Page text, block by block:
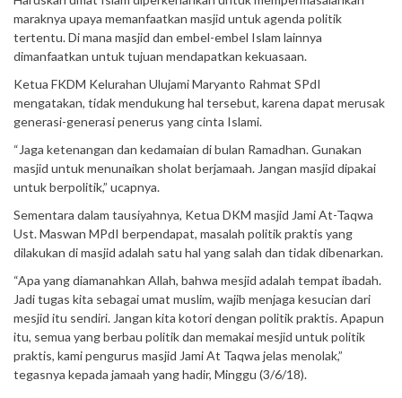
maraknya upaya memanfaatkan masjid untuk agenda politik
tertentu. Di mana masjid dan embel-embel Islam lainnya
dimanfaatkan untuk tujuan mendapatkan kekuasaan.
Ketua FKDM Kelurahan Ulujami Maryanto Rahmat SPdI
mengatakan, tidak mendukung hal tersebut, karena dapat merusak
generasi-generasi penerus yang cinta Islami.
“Jaga ketenangan dan kedamaian di bulan Ramadhan. Gunakan
masjid untuk menunaikan sholat berjamaah. Jangan masjid dipakai
untuk berpolitik,” ucapnya.
Sementara dalam tausiyahnya, Ketua DKM masjid Jami At-Taqwa
Ust. Maswan MPdI berpendapat, masalah politik praktis yang
dilakukan di masjid adalah satu hal yang salah dan tidak dibenarkan.
“Apa yang diamanahkan Allah, bahwa mesjid adalah tempat ibadah.
Jadi tugas kita sebagai umat muslim, wajib menjaga kesucian dari
mesjid itu sendiri. Jangan kita kotori dengan politik praktis. Apapun
itu, semua yang berbau politik dan memakai mesjid untuk politik
praktis, kami pengurus masjid Jami At Taqwa jelas menolak,”
tegasnya kepada jamaah yang hadir, Minggu (3/6/18).